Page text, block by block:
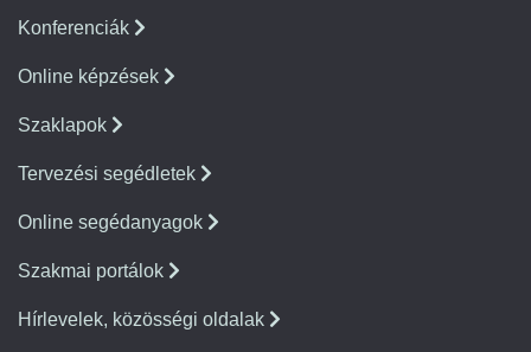
Konferenciák
Online képzések
Szaklapok
Tervezési segédletek
Online segédanyagok
Szakmai portálok
Hírlevelek, közösségi oldalak